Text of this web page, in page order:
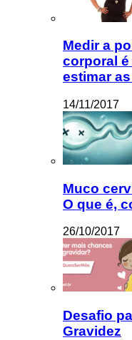
Medir a
corporal é
estimar
14/11/2017
Muco
O que é,
26/10/2017
Desafio
Gravidez